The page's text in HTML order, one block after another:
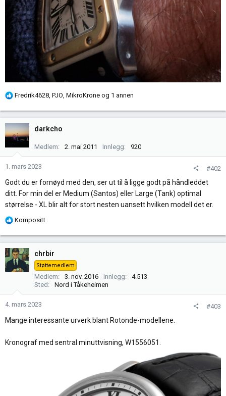
R
k
s
n
r
:
Fredrik4628, PJO, MikroKrone og 1 annen
darkcho
Medlem 2. mai 2011 Innlegg 920
1. mars 2023 #402
Godt du er fornøyd med den, ser ut til å ligge godt på håndleddet
ditt. For min del er Medium (Santos) eller Large (Tank) optimal
størrelse - XL blir alt for stort nesten uansett hvilken modell det er.
R
k
s
j
:
Kompositt
chrbir
Støttemedlem
Medlem 3. nov. 2016 Innlegg
4.513
Sted
Nord i Tåkeheimen
4. mars 2023 #403
Mange interessante urverk blant Rotonde-modellene.
Kronograf med sentral minuttvisning, W1556051.